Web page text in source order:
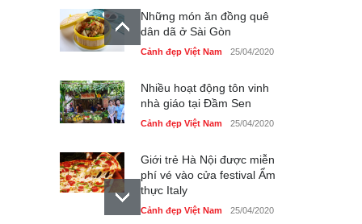
Những món ăn đồng quê
dân dã ở Sài Gòn
Cảnh đẹp Việt Nam 25/04/2020
Nhiều hoạt động tôn vinh
nhà giáo tại Đầm Sen
Cảnh đẹp Việt Nam 25/04/2020
Giới trẻ Hà Nội được miễn
phí vé vào cửa festival Ẩm
thực Italy
Cảnh đẹp Việt Nam 25/04/2020